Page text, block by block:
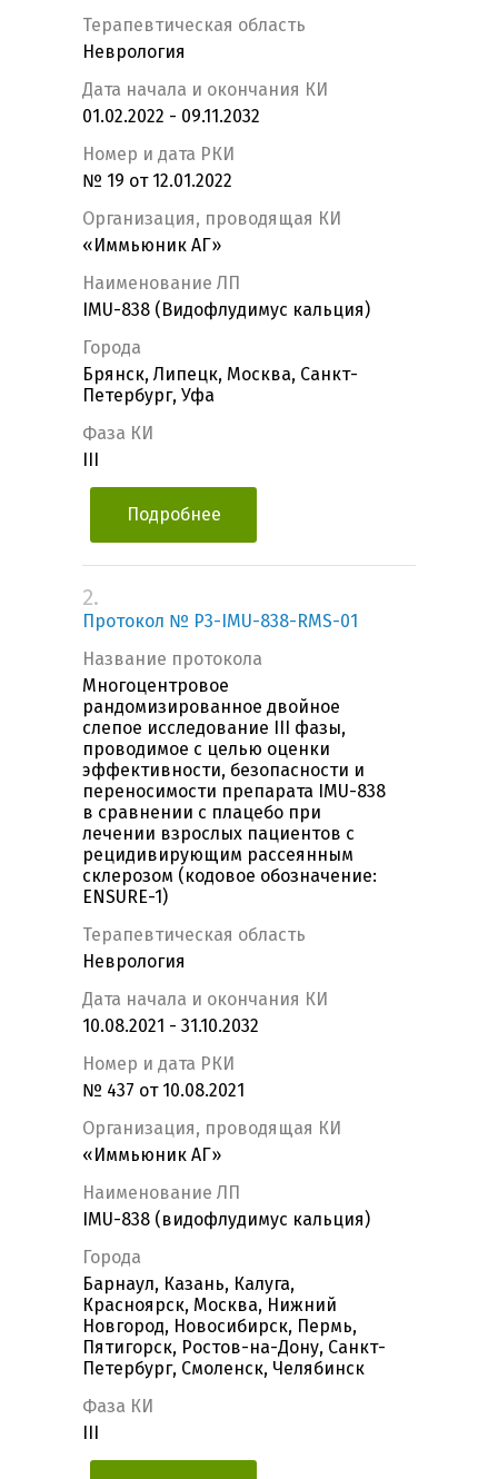
Терапевтическая область
Неврология
Дата начала и окончания КИ
01.02.2022 - 09.11.2032
Номер и дата РКИ
№ 19 от 12.01.2022
Организация, проводящая КИ
«Иммьюник АГ»
Наименование ЛП
IMU-838 (Видофлудимус кальция)
Города
Брянск, Липецк, Москва, Санкт-
Петербург, Уфа
Фаза КИ
Подробнее
2.
Протокол № P3-IMU-838-RMS-01
Название протокола
Многоцентровое
рандомизированное двойное
слепое исследование III фазы,
проводимое с целью оценки
эффективности, безопасности и
переносимости препарата IMU-838
в сравнении с плацебо при
лечении взрослых пациентов с
рецидивирующим рассеянным
склерозом (кодовое обозначение:
ENSURE-1)
Терапевтическая область
Неврология
Дата начала и окончания КИ
10.08.2021 - 31.10.2032
Номер и дата РКИ
№ 437 от 10.08.2021
Организация, проводящая КИ
«Иммьюник АГ»
Наименование ЛП
IMU-838 (видофлудимус кальция)
Города
Барнаул, Казань, Калуга,
Красноярск, Москва, Нижний
Новгород, Новосибирск, Пермь,
Пятигорск, Ростов-на-Дону, Санкт-
Петербург, Смоленск, Челябинск
Фаза КИ